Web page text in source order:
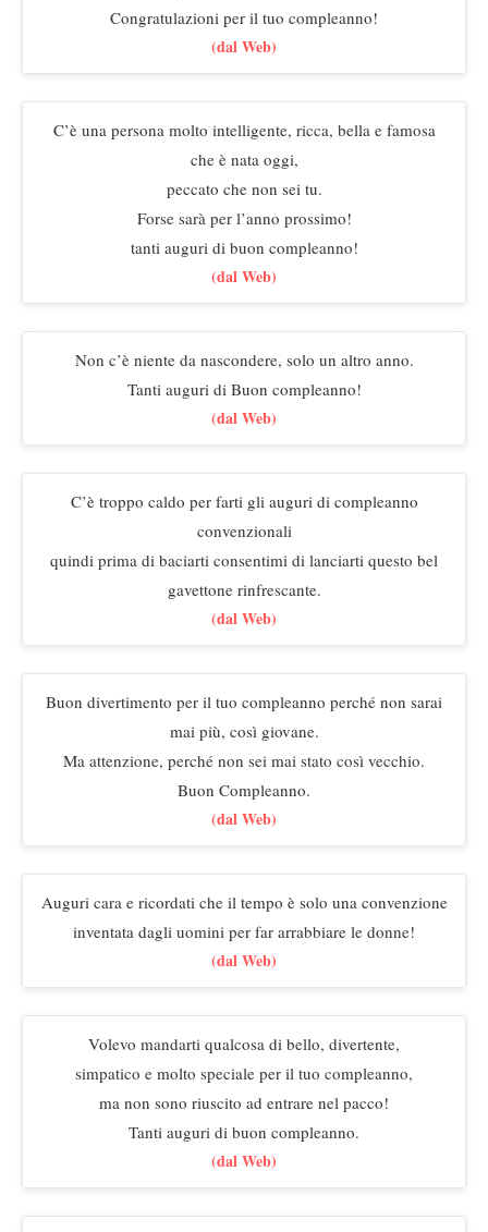
Congratulazioni per il tuo compleanno!
(dal Web)
C’è una persona molto intelligente, ricca, bella e famosa
che è nata oggi,
peccato che non sei tu.
Forse sarà per l’anno prossimo!
tanti auguri di buon compleanno!
(dal Web)
Non c’è niente da nascondere, solo un altro anno.
Tanti auguri di Buon compleanno!
(dal Web)
C’è troppo caldo per farti gli auguri di compleanno
convenzionali
quindi prima di baciarti consentimi di lanciarti questo bel
gavettone rinfrescante.
(dal Web)
Buon divertimento per il tuo compleanno perché non sarai
mai più, così giovane.
Ma attenzione, perché non sei mai stato così vecchio.
Buon Compleanno.
(dal Web)
Auguri cara e ricordati che il tempo è solo una convenzione
inventata dagli uomini per far arrabbiare le donne!
(dal Web)
Volevo mandarti qualcosa di bello, divertente,
simpatico e molto speciale per il tuo compleanno,
ma non sono riuscito ad entrare nel pacco!
Tanti auguri di buon compleanno.
(dal Web)